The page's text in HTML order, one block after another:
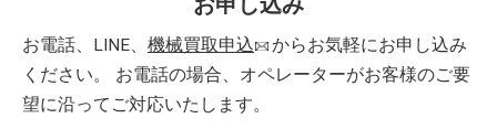
お電話、LINE、 機械買取申込
からお気軽にお申し込み
ください。 お電話の場合、オペレーターがお客様のご要
望に沿ってご対応いたします。